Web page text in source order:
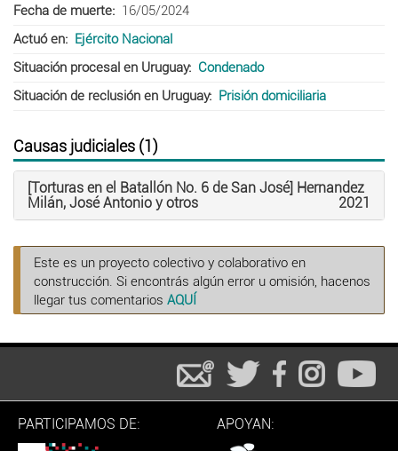
Fecha de muerte
16/05/2024
Actuó en
Ejército Nacional
Situación procesal en Uruguay
Condenado
Situación de reclusión en Uruguay
Prisión domiciliaria
Causas judiciales (1)
[Torturas en el Batallón No. 6 de San José] Hernandez
Milán, José Antonio y otros
2021
Este es un proyecto colectivo y colaborativo en
construcción. Si encontrás algún error u omisión, hacenos
llegar tus comentarios AQUÍ
PARTICIPAMOS DE: APOYAN: